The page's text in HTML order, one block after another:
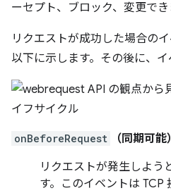
ーセプト、ブロック、変更でき
リクエストが成功した場合の
以下に示します。その後に、イ
onBeforeRequest
（同期可能）
リクエストが発生しよう
す。このイベントは